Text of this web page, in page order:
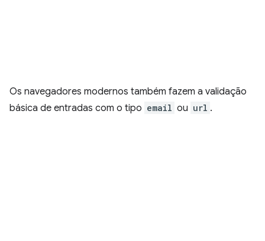
Os navegadores modernos também fazem a validação
básica de entradas com o tipo email ou url .